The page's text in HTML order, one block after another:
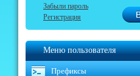
Забыли пароль
Регистрация
Меню пользователя
Префиксы